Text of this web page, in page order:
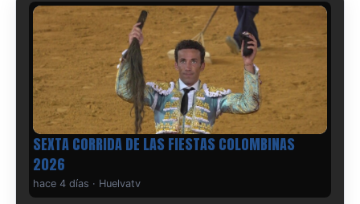
6º DÍA DE LAS FIESTAS COLOMBINAS 2026
hace 4 días